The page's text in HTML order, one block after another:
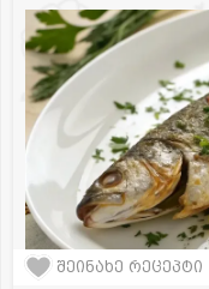
შეინახე რეცეპტი